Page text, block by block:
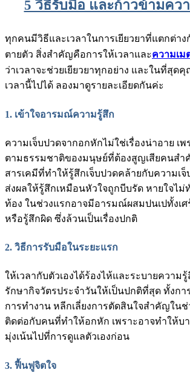
5 วิธีรับมือ และก้าวข้ามคว
ทุกคนมีวิธีและเวลาในการเยียวยาที่แตกต่าง
ตายตัว สิ่งสำคัญคือการให้เวลาและความเม
ว่าเวลาจะช่วยเยียวยาทุกอย่าง และในที่สุด
เวลานี้ไปได้ ลองมาดูรายละเอียดกันค่ะ
1. เข้าใจอารมณ์ความรู้สึก
ความเจ็บปวดจากอกหักไม่ใช่เรื่องน่าอาย เพ
ตามธรรมชาติของมนุษย์ที่ต้องสูญเสียคนสำ
สารเคมีที่ทำให้รู้สึกเจ็บปวดคล้ายกับความเจ็
ส่งผลให้รู้สึกเหมือนหัวใจถูกบีบรัด หายใจไม่
ท้อง ในช่วงแรกอาจมีอารมณ์ผสมปนเปทั้งเศ
หรือรู้สึกผิด ซึ่งล้วนเป็นเรื่องปกติ
2. วิธีการรับมือในระยะแรก
ให้เวลากับตัวเองได้ร้องไห้และระบายความ
รักษากิจวัตรประจำวันให้เป็นปกติที่สุด ทั้งก
การทำงาน หลีกเลี่ยงการตัดสินใจสำคัญใน
ติดต่อกับคนที่ทำให้อกหัก เพราะอาจทำให้บ
มุ่งเน้นไปที่การดูแลตัวเองก่อน
3. ฟื้นฟูจิตใจ